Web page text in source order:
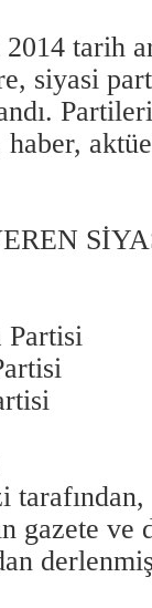
tarih
siyasi
haber,
gazete ve